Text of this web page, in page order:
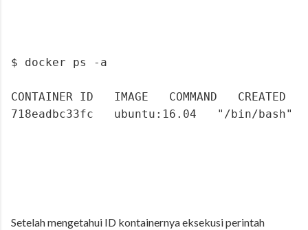
$ docker ps -a
CONTAINER ID   IMAGE   COMMAND   CREATED
718eadbc33fc   ubuntu:16.04   "/bin/
Setelah mengetahui ID kontainernya eksekusi perintah